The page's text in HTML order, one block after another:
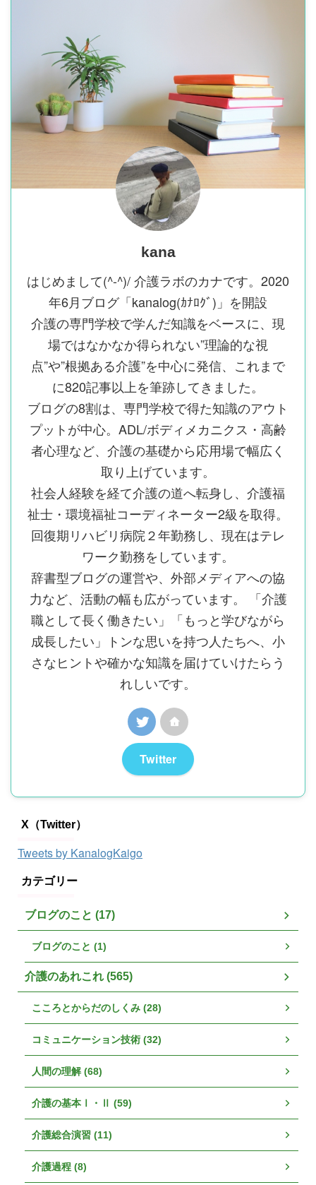
kana
はじめまして(^-^)/ 介護ラボのカナです。2020
年6月ブログ「kanalog(ｶﾅﾛｸﾞ)」を開設
介護の専門学校で学んだ知識をベースに、現
場ではなかなか得られない”理論的な視
点”や”根拠ある介護”を中心に発信、これまで
に820記事以上を筆跡してきました。
ブログの8割は、専門学校で得た知識のアウト
プットが中心。ADL/ボディメカニクス・高齢
者心理など、介護の基礎から応用場で幅広く
取り上げています。
社会人経験を経て介護の道へ転身し、介護福
祉士・環境福祉コーディネーター2級を取得。
回復期リハビリ病院２年勤務し、現在はテレ
ワーク勤務をしています。
辞書型ブログの運営や、外部メディアへの協
力など、活動の幅も広がっています。 「介護
職として長く働きたい」「もっと学びながら
成長したい」トンな思いを持つ人たちへ、小
さなヒントや確かな知識を届けていけたらう
れしいです。
Twitter
X（Twitter）
Tweets by KanalogKaigo
カテゴリー
ブログのこと (17)
ブログのこと (1)
介護のあれこれ (565)
こころとからだのしくみ (28)
コミュニケーション技術 (32)
人間の理解 (68)
介護の基本Ⅰ・Ⅱ (59)
介護総合演習 (11)
介護過程 (8)